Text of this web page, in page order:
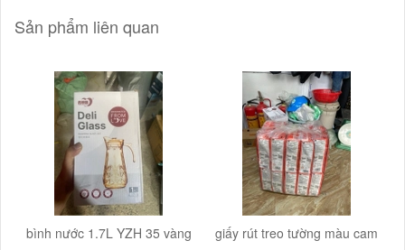
Sản phẩm liên quan
bình nước 1.7L YZH 35 vàng
giấy rút treo tường màu cam